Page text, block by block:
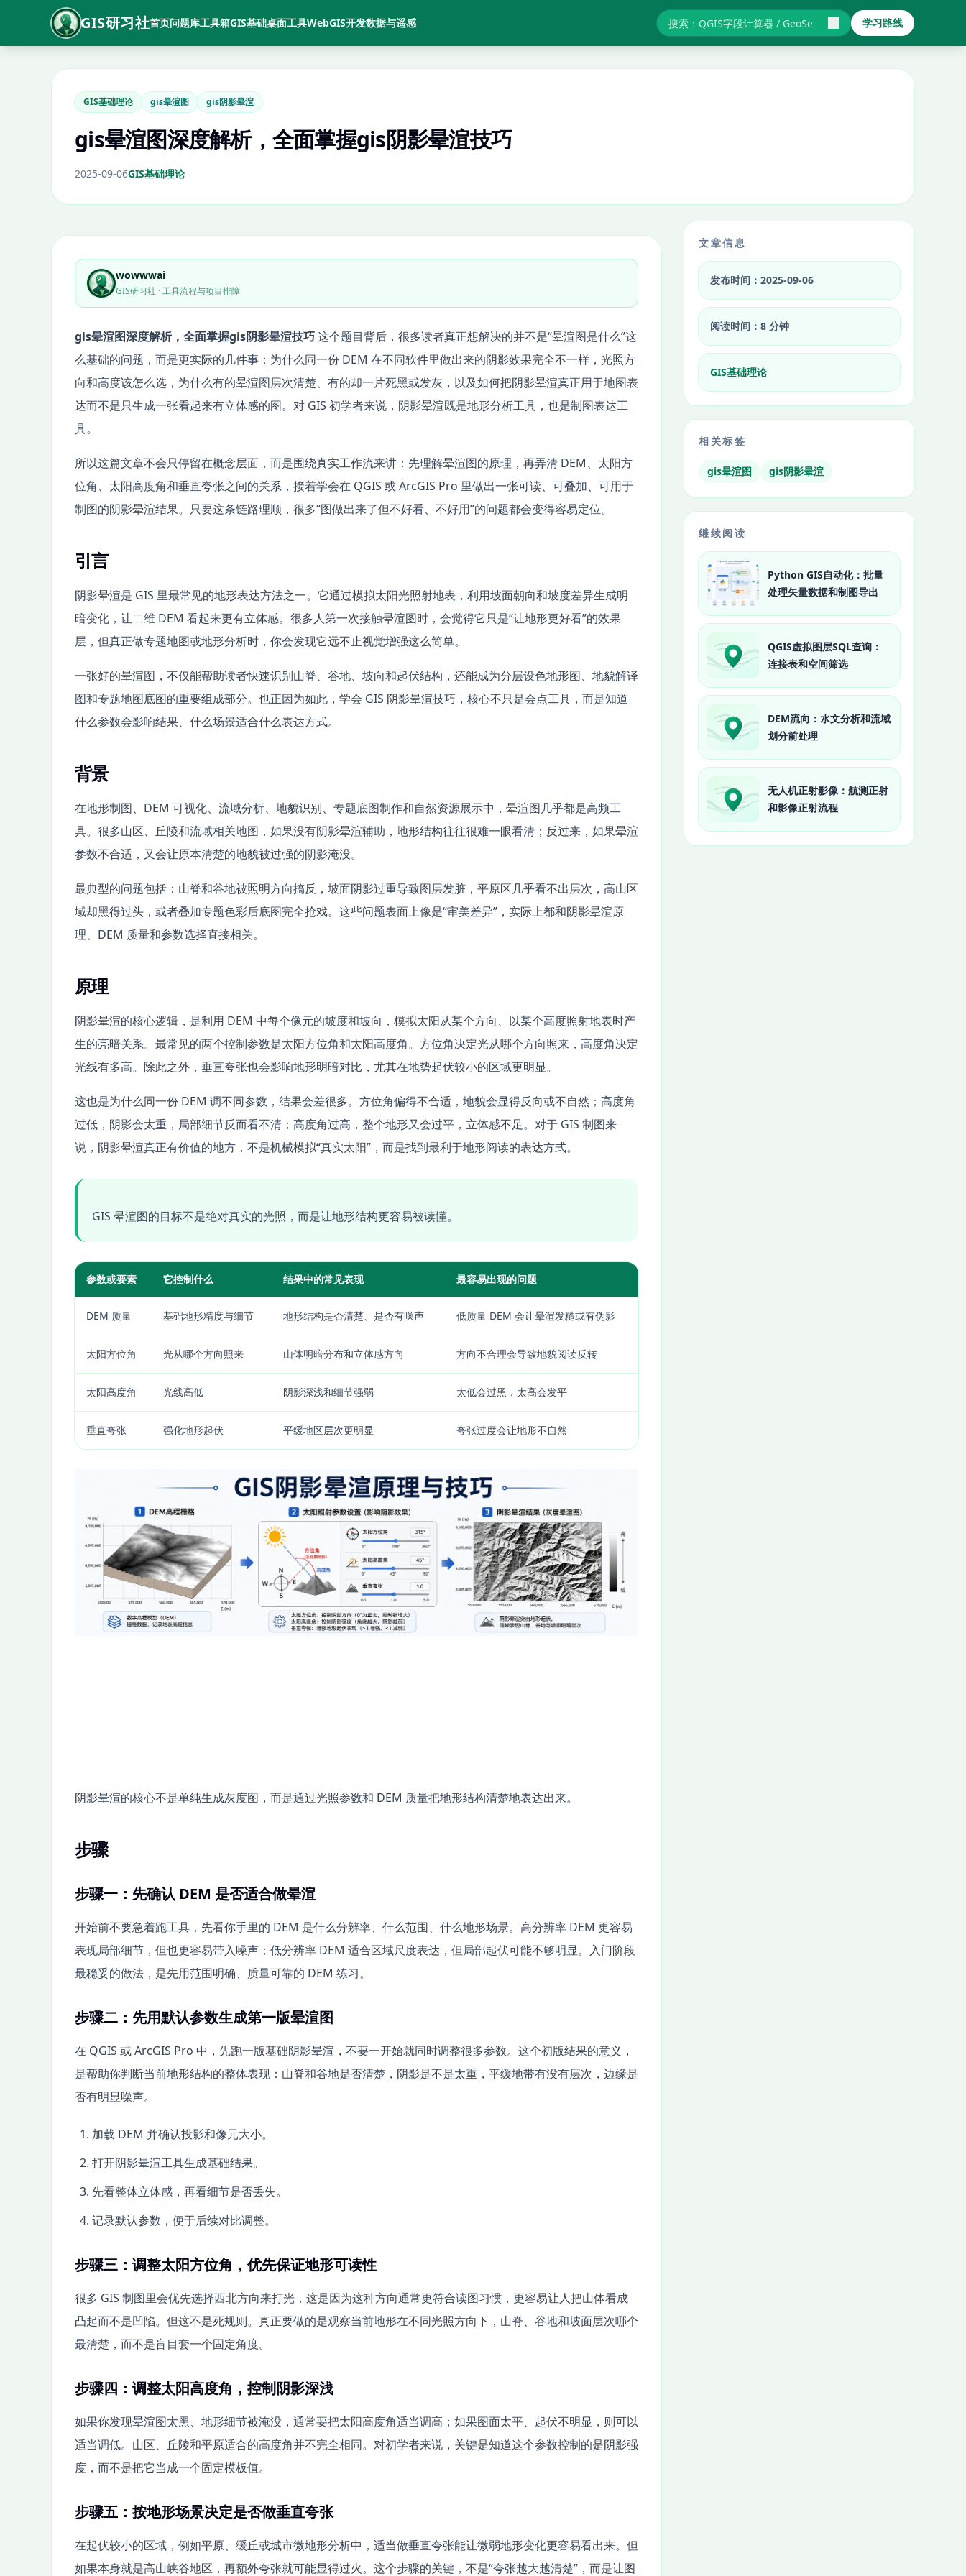
GIS研习社首页问题库工具箱GIS基础桌面工具WebGIS开发数据与遥感 搜索GIS教程与报错 学习路线
GIS基础理论 gis晕渲图 gis阴影晕渲
gis晕渲图深度解析，全面掌握gis阴影晕渲技巧
2025-09-06GIS基础理论
wowwwai
GIS研习社 · 工具流程与项目排障
gis晕渲图深度解析，全面掌握gis阴影晕渲技巧这个题目背后，很多读者真正想解决的并不是“晕渲图是什么”这
么基础的问题，而是更实际的几件事：为什么同一份 DEM 在不同软件里做出来的阴影效果完全不一样，光照方
向和高度该怎么选，为什么有的晕渲图层次清楚、有的却一片死黑或发灰，以及如何把阴影晕渲真正用于地图表
达而不是只生成一张看起来有立体感的图。对 GIS 初学者来说，阴影晕渲既是地形分析工具，也是制图表达工
具。
所以这篇文章不会只停留在概念层面，而是围绕真实工作流来讲：先理解晕渲图的原理，再弄清 DEM、太阳方
位角、太阳高度角和垂直夸张之间的关系，接着学会在 QGIS 或 ArcGIS Pro 里做出一张可读、可叠加、可用于
制图的阴影晕渲结果。只要这条链路理顺，很多“图做出来了但不好看、不好用”的问题都会变得容易定位。
引言
阴影晕渲是 GIS 里最常见的地形表达方法之一。它通过模拟太阳光照射地表，利用坡面朝向和坡度差异生成明
暗变化，让二维 DEM 看起来更有立体感。很多人第一次接触晕渲图时，会觉得它只是“让地形更好看”的效果
层，但真正做专题地图或地形分析时，你会发现它远不止视觉增强这么简单。
一张好的晕渲图，不仅能帮助读者快速识别山脊、谷地、坡向和起伏结构，还能成为分层设色地形图、地貌解译
图和专题地图底图的重要组成部分。也正因为如此，学会 GIS 阴影晕渲技巧，核心不只是会点工具，而是知道
什么参数会影响结果、什么场景适合什么表达方式。
背景
在地形制图、DEM 可视化、流域分析、地貌识别、专题底图制作和自然资源展示中，晕渲图几乎都是高频工
具。很多山区、丘陵和流域相关地图，如果没有阴影晕渲辅助，地形结构往往很难一眼看清；反过来，如果晕渲
参数不合适，又会让原本清楚的地貌被过强的阴影淹没。
最典型的问题包括：山脊和谷地被照明方向搞反，坡面阴影过重导致图层发脏，平原区几乎看不出层次，高山区
域却黑得过头，或者叠加专题色彩后底图完全抢戏。这些问题表面上像是“审美差异”，实际上都和阴影晕渲原
理、DEM 质量和参数选择直接相关。
原理
阴影晕渲的核心逻辑，是利用 DEM 中每个像元的坡度和坡向，模拟太阳从某个方向、以某个高度照射地表时产
生的亮暗关系。最常见的两个控制参数是太阳方位角和太阳高度角。方位角决定光从哪个方向照来，高度角决定
光线有多高。除此之外，垂直夸张也会影响地形明暗对比，尤其在地势起伏较小的区域更明显。
这也是为什么同一份 DEM 调不同参数，结果会差很多。方位角偏得不合适，地貌会显得反向或不自然；高度角
过低，阴影会太重，局部细节反而看不清；高度角过高，整个地形又会过平，立体感不足。对于 GIS 制图来
说，阴影晕渲真正有价值的地方，不是机械模拟“真实太阳”，而是找到最利于地形阅读的表达方式。
GIS 晕渲图的目标不是绝对真实的光照，而是让地形结构更容易被读懂。
参数或要素 它控制什么 结果中的常见表现 最容易出现的问题
DEM 质量 基础地形精度与细节 地形结构是否清楚、是否有噪声 低质量 DEM 会让晕渲发糙或有伪影
太阳方位角 光从哪个方向照来 山体明暗分布和立体感方向 方向不合理会导致地貌阅读反转
太阳高度角 光线高低 阴影深浅和细节强弱 太低会过黑，太高会发平
垂直夸张 强化地形起伏 平缓地区层次更明显 夸张过度会让地形不自然
阴影晕渲的核心不是单纯生成灰度图，而是通过光照参数和 DEM 质量把地形结构清楚地表达出来。
步骤
步骤一：先确认 DEM 是否适合做晕渲
开始前不要急着跑工具，先看你手里的 DEM 是什么分辨率、什么范围、什么地形场景。高分辨率 DEM 更容易
表现局部细节，但也更容易带入噪声；低分辨率 DEM 适合区域尺度表达，但局部起伏可能不够明显。入门阶段
最稳妥的做法，是先用范围明确、质量可靠的 DEM 练习。
步骤二：先用默认参数生成第一版晕渲图
在 QGIS 或 ArcGIS Pro 中，先跑一版基础阴影晕渲，不要一开始就同时调整很多参数。这个初版结果的意义，
是帮助你判断当前地形结构的整体表现：山脊和谷地是否清楚，阴影是不是太重，平缓地带有没有层次，边缘是
否有明显噪声。
加载 DEM 并确认投影和像元大小。
打开阴影晕渲工具生成基础结果。
先看整体立体感，再看细节是否丢失。
记录默认参数，便于后续对比调整。
步骤三：调整太阳方位角，优先保证地形可读性
很多 GIS 制图里会优先选择西北方向来打光，这是因为这种方向通常更符合读图习惯，更容易让人把山体看成
凸起而不是凹陷。但这不是死规则。真正要做的是观察当前地形在不同光照方向下，山脊、谷地和坡面层次哪个
最清楚，而不是盲目套一个固定角度。
步骤四：调整太阳高度角，控制阴影深浅
如果你发现晕渲图太黑、地形细节被淹没，通常要把太阳高度角适当调高；如果图面太平、起伏不明显，则可以
适当调低。山区、丘陵和平原适合的高度角并不完全相同。对初学者来说，关键是知道这个参数控制的是阴影强
度，而不是把它当成一个固定模板值。
步骤五：按地形场景决定是否做垂直夸张
在起伏较小的区域，例如平原、缓丘或城市微地形分析中，适当做垂直夸张能让微弱地形变化更容易看出来。但
如果本身就是高山峡谷地区，再额外夸张就可能显得过火。这个步骤的关键，不是“夸张越大越清楚”，而是让图
文章信息
发布时间：2025-09-06
阅读时间：8 分钟
GIS基础理论
相关标签
gis晕渲图 gis阴影晕渲
继续阅读
Python GIS自动化：批量
处理矢量数据和制图导出
QGIS虚拟图层SQL查询：
连接表和空间筛选
DEM流向：水文分析和流域
划分前处理
无人机正射影像：航测正射
和影像正射流程